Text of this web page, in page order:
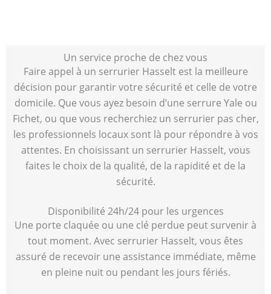
Un service proche de chez vous
Faire appel à un serrurier Hasselt est la meilleure
décision pour garantir votre sécurité et celle de votre
domicile. Que vous ayez besoin d’une serrure Yale ou
Fichet, ou que vous recherchiez un serrurier pas cher,
les professionnels locaux sont là pour répondre à vos
attentes. En choisissant un serrurier Hasselt, vous
faites le choix de la qualité, de la rapidité et de la
sécurité.
Disponibilité 24h/24 pour les urgences
Une porte claquée ou une clé perdue peut survenir à
tout moment. Avec serrurier Hasselt, vous êtes
assuré de recevoir une assistance immédiate, même
en pleine nuit ou pendant les jours fériés.